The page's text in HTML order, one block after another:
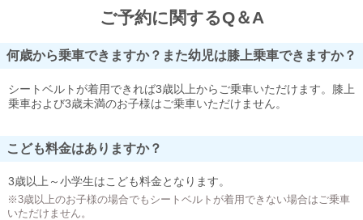
ご予約に関するQ＆A
何歳から乗車できますか？また幼児は膝上乗車できますか？
シートベルトが着用できれば3歳以上からご乗車いただけます。膝上
乗車および3歳未満のお子様はご乗車いただけません。
こども料金はありますか？
3歳以上～小学生はこども料金となります。
※3歳以上のお子様の場合でもシートベルトが着用できない場合はご乗車
いただけません。